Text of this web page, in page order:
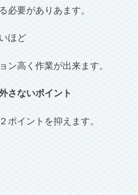
必要がありあます。
ほど
ン高く作業が出来ます。
さないポイント
ポイントを抑えます。